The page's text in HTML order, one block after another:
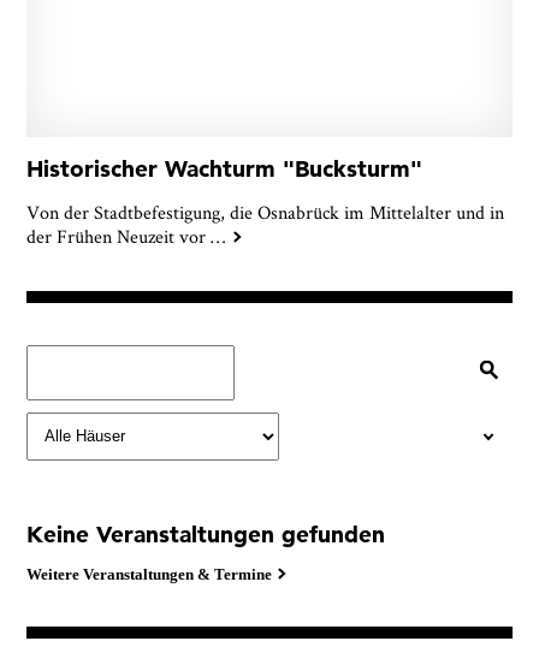
Historischer Wachturm "Bucksturm"
Von der Stadtbefestigung, die Osnabrück im Mittelalter und in
der Frühen Neuzeit vor…
Keine Veranstaltungen gefunden
Weitere Veranstaltungen & Termine